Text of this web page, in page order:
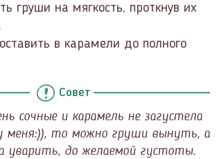
груши на мягкость, проткнув их
в карамели до полного
Совет
сочные и карамель не загустела
меня:)), то можно груши вынуть, а
уварить, до желаемой густоты.